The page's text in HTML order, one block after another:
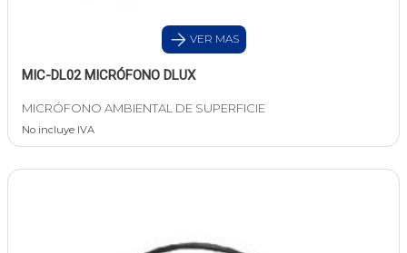
VER MAS
MIC-DL02 MICRÓFONO DLUX
MICRÓFONO AMBIENTAL DE SUPERFICIE
No incluye IVA